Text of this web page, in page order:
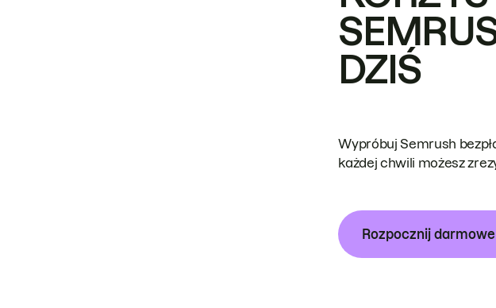
DZIŚ
Wypróbuj Semrush
każdej chwili możesz
Rozpocznij